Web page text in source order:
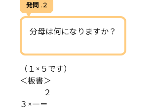
発問 . 2
分母は何になりますか？
（１×５です）
＜板書＞
２
３×―＝―――